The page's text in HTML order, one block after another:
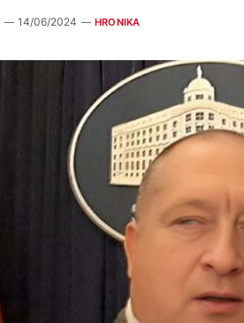
14/06/2024 HRONIKA